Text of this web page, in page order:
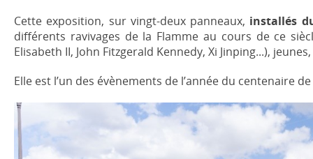
Cette exposition, sur vingt-deux panneaux, installés
différents ravivages de la Flamme au cours de ce
Elisabeth II, John Fitzgerald Kennedy, Xi Jinping...),
Elle est l’un des évènements de l’année du centenaire